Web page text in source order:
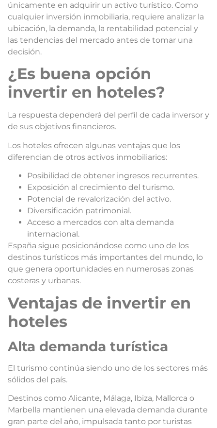
únicamente en adquirir un activo turístico. Como
cualquier inversión inmobiliaria, requiere analizar la
ubicación, la demanda, la rentabilidad potencial y
las tendencias del mercado antes de tomar una
decisión.
¿Es buena opción
invertir en hoteles?
La respuesta dependerá del perfil de cada inversor y
de sus objetivos financieros.
Los hoteles ofrecen algunas ventajas que los
diferencian de otros activos inmobiliarios:
Posibilidad de obtener ingresos recurrentes.
Exposición al crecimiento del turismo.
Potencial de revalorización del activo.
Diversificación patrimonial.
Acceso a mercados con alta demanda
internacional.
España sigue posicionándose como uno de los
destinos turísticos más importantes del mundo, lo
que genera oportunidades en numerosas zonas
costeras y urbanas.
Ventajas de invertir en
hoteles
Alta demanda turística
El turismo continúa siendo uno de los sectores más
sólidos del país.
Destinos como Alicante, Málaga, Ibiza, Mallorca o
Marbella mantienen una elevada demanda durante
gran parte del año, impulsada tanto por turistas